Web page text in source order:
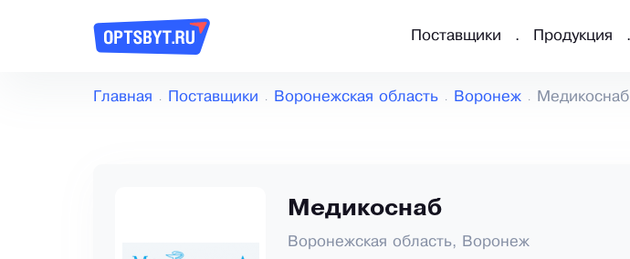
Поставщики Продукция
Главная Поставщики Воронежская область Воронеж Медикоснаб
Медикоснаб
Воронежская область, Воронеж